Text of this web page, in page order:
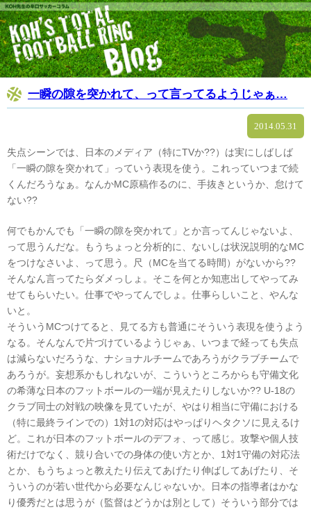
一瞬の隙を突かれて、って言ってるようじゃぁ…
2014.05.31
失点シーンでは、日本のメディア（特にTVか??）は実にしばしば
「一瞬の隙を突かれて」っていう表現を使う。これっていつまで続
くんだろうなぁ。なんかMC原稿作るのに、手抜きというか、怠けて
ない??
何でもかんでも「一瞬の隙を突かれて」とか言ってんじゃないよ、
って思うんだな。もうちょっと分析的に、ないしは状況説明的なMC
をつけなさいよ、って思う。尺（MCを当てる時間）がないから??
そんなん言ってたらダメっしょ。そこを何とか知恵出してやってみ
せてもらいたい。仕事でやってんでしょ。仕事らしいこと、やんな
いと。
そういうMCつけてると、見てる方も普通にそういう表現を使うよう
なる。そんなんで片づけているようじゃぁ、いつまで経っても失点
は減らないだろうな、ナショナルチームであろうがクラブチームで
あろうが。妄想系かもしれないが、こういうところからも守備文化
の希薄な日本のフットボールの一端が見えたりしないか?? U-18の
クラブ同士の対戦の映像を見ていたが、やはり相当に守備における
（特に最終ラインでの）1対1の対応はやっぱりヘタクソに見えるけ
ど。これが日本のフットボールのデフォ、って感じ。攻撃や個人技
術だけでなく、競り合いでの身体の使い方とか、1対1守備の対応法
とか、もうちょっと教えたり伝えてあげたり伸ばしてあげたり、そ
ういうのが若い世代から必要なんじゃないか。日本の指導者はかな
り優秀だとは思うが（監督はどうかは別として）そういう部分では